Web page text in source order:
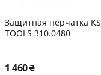
Защитная перчатка KS
TOOLS 310.0480
1 460